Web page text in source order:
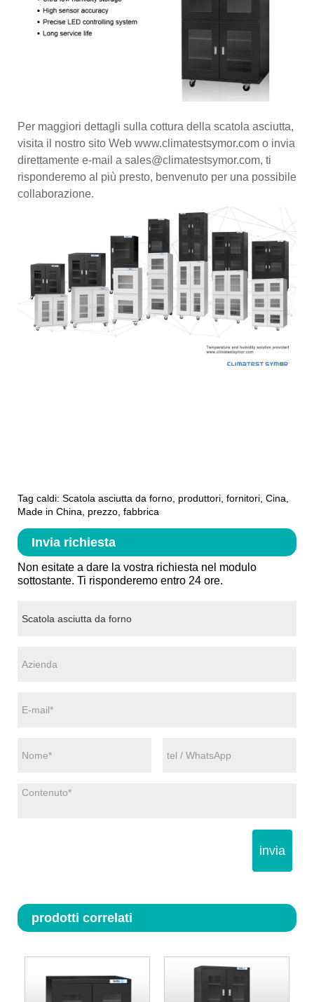
Per maggiori dettagli sulla cottura della scatola asciutta,
visita il nostro sito Web www.climatestsymor.com o invia
direttamente e-mail a sales@climatestsymor.com, ti
risponderemo al più presto, benvenuto per una possibile
collaborazione.
Tag caldi: Scatola asciutta da forno, produttori, fornitori, Cina,
Made in China, prezzo, fabbrica
Invia richiesta
Non esitate a dare la vostra richiesta nel modulo
sottostante. Ti risponderemo entro 24 ore.
invia
prodotti correlati